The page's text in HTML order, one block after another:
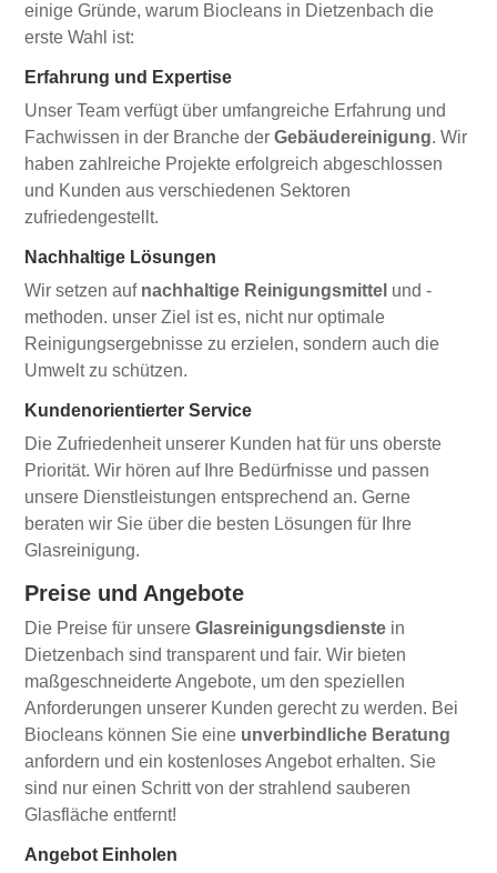
einige Gründe, warum Biocleans in Dietzenbach die
erste Wahl ist:
Erfahrung und Expertise
Unser Team verfügt über umfangreiche Erfahrung und
Fachwissen in der Branche derGebäudereinigung. Wir
haben zahlreiche Projekte erfolgreich abgeschlossen
und Kunden aus verschiedenen Sektoren
zufriedengestellt.
Nachhaltige Lösungen
Wir setzen auf nachhaltige Reinigungsmittel und -
methoden. unser Ziel ist es, nicht nur optimale
Reinigungsergebnisse zu erzielen, sondern auch die
Umwelt zu schützen.
Kundenorientierter Service
Die Zufriedenheit unserer Kunden hat für uns oberste
Priorität. Wir hören auf Ihre Bedürfnisse und passen
unsere Dienstleistungen entsprechend an. Gerne
beraten wir Sie über die besten Lösungen für Ihre
Glasreinigung.
Preise und Angebote
Die Preise für unsereGlasreinigungsdienste in
Dietzenbach sind transparent und fair. Wir bieten
maßgeschneiderte Angebote, um den speziellen
Anforderungen unserer Kunden gerecht zu werden. Bei
Biocleans können Sie eine unverbindliche Beratung
anfordern und ein kostenloses Angebot erhalten. Sie
sind nur einen Schritt von der strahlend sauberen
Glasfläche entfernt!
Angebot Einholen